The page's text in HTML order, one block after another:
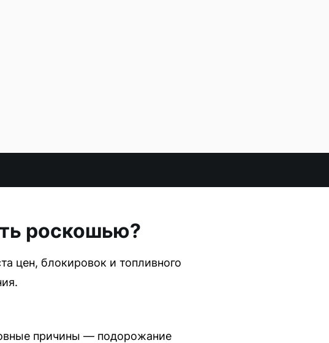
роскошью?
цен, блокировок и топливного
причины — подорожание